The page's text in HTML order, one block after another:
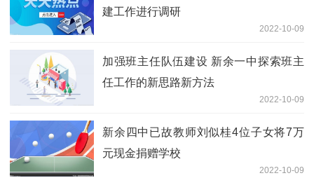
建工作进行调研
2022-10-09
加强班主任队伍建设 新余一中探索班主
任工作的新思路新方法
2022-10-09
新余四中已故教师刘似桂4位子女将7万
元现金捐赠学校
2022-10-09